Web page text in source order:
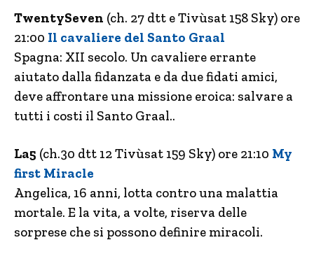
TwentySeven (ch. 27 dtt e Tivùsat 158 Sky) ore
21:00 Il cavaliere del Santo Graal
Spagna: XII secolo. Un cavaliere errante
aiutato dalla fidanzata e da due fidati amici,
deve affrontare una missione eroica: salvare a
tutti i costi il Santo Graal..
La5 (ch.30 dtt 12 Tivùsat 159 Sky) ore 21:10 My
first Miracle
Angelica, 16 anni, lotta contro una malattia
mortale. E la vita, a volte, riserva delle
sorprese che si possono definire miracoli.